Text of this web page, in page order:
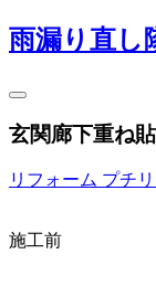
雨漏り直し
玄関廊下重ね
リフォーム プチ
施工前